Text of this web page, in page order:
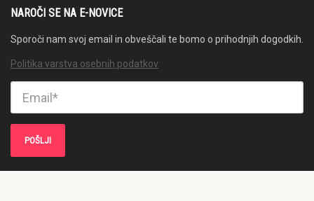
NAROČI SE NA E-NOVICE
Sporoči nam svoj email in obveščali te bomo o prihodnjih dogodkih.
Politika varstva osebnih podatkov